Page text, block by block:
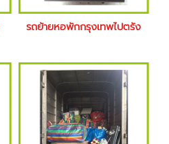
รถย้ายหอพักกรุงเทพไปตรัง